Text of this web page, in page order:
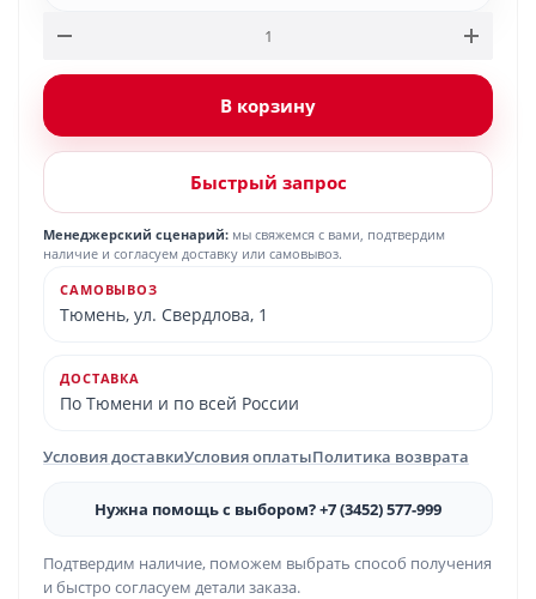
В корзину
Быстрый запрос
Менеджерский сценарий: мы свяжемся с вами, подтвердим
наличие и согласуем доставку или самовывоз.
САМОВЫВОЗ
Тюмень, ул. Свердлова, 1
ДОСТАВКА
По Тюмени и по всей России
Условия доставкиУсловия оплатыПолитика возврата
Нужна помощь с выбором? +7 (3452) 577-999
Подтвердим наличие, поможем выбрать способ получения
и быстро согласуем детали заказа.